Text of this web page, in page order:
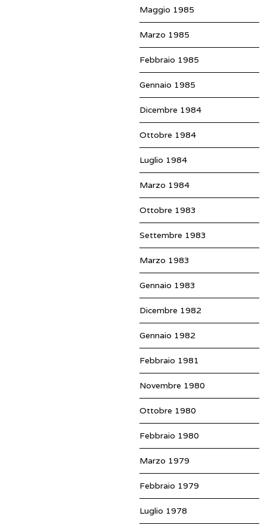
Maggio 1985
Marzo 1985
Febbraio 1985
Gennaio 1985
Dicembre 1984
Ottobre 1984
Luglio 1984
Marzo 1984
Ottobre 1983
Settembre 1983
Marzo 1983
Gennaio 1983
Dicembre 1982
Gennaio 1982
Febbraio 1981
Novembre 1980
Ottobre 1980
Febbraio 1980
Marzo 1979
Febbraio 1979
Luglio 1978